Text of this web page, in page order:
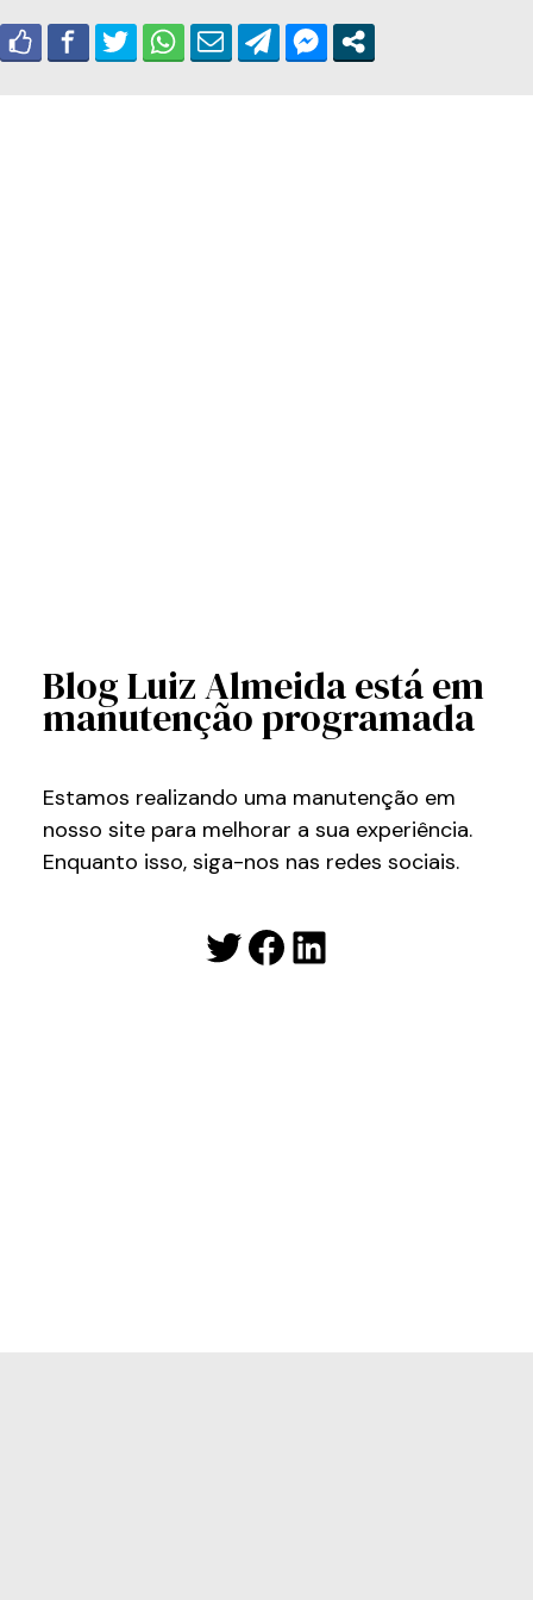
Blog Luiz Almeida está em
manutenção programada
Estamos realizando uma manutenção em
nosso site para melhorar a sua experiência.
Enquanto isso, siga-nos nas redes sociais.
Twitter
Facebook
LinkedIn